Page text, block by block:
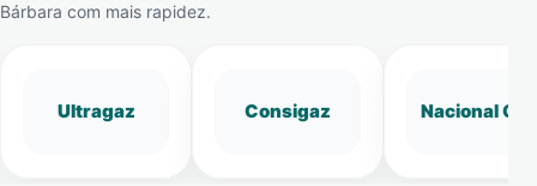
Bárbara com mais rapidez.
Ultragaz Consigaz Nacional Gás